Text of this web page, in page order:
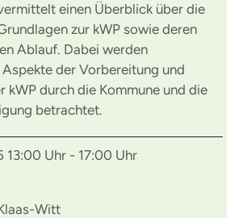
einen Überblick über die
zur kWP sowie deren
Ablauf. Dabei werden
der Vorbereitung und
kWP durch die Kommune und die
betrachtet.
13:00 Uhr - 17:00 Uhr
Witt